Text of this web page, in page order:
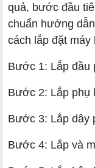
quả, bước đầu
chuẩn hướng
cách lắp đặt máy
Bước 1: Lắp đầu
Bước 2: Lắp phụ
Bước 3: Lắp dây
Bước 4: Lắp và